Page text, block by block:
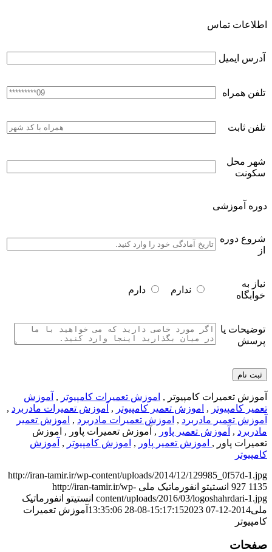
اطلاعات تماس
آدرس ایمیل
تلفن همراه
تلفن ثابت
شهر محل
سکونت
دوره آموزشی
شروع دوره
از
نیاز به
خوابگاه
ندارم دارم
توضیحات یا
پرسش
آموزش تعمیرات کامپیوتر , اموزش تعمیرات کامپیوتر , آموزش
تعمیر کامپیوتر , اموزش تعمیر کامپیوتر , آموزش تعمیرات مادربرد ,
آموزش تعمیر مادربرد , اموزش تعمیرات مادربرد , اموزش تعمیر
مادربرد , آموزش تعمیر پاور , آموزش تعمیرات پاور , اموزش
تعمیرات پاور , اموزش تعمیر پاور , اموزش کامپیوتر , آموزش
کامپیوتر
http://iran-tamir.ir/wp-content/uploads/2014/12/129985_0f57d-1.jpg
927 1135 انستیتو انفورماتیک ملی http://iran-tamir.ir/wp-
content/uploads/2016/03/logoshahrdari-1.jpg انستیتو انفورماتیک
ملی2014-12-07 15:17:15
2023-08-28 13:35:06
آموزش تعمیرات
کامپیوتر
صفحات